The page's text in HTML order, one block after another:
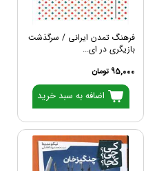
فرهنگ تمدن ایرانی / سرگذشت
بازیگری در ای...
95,000 تومان
اضافه به سبد خرید